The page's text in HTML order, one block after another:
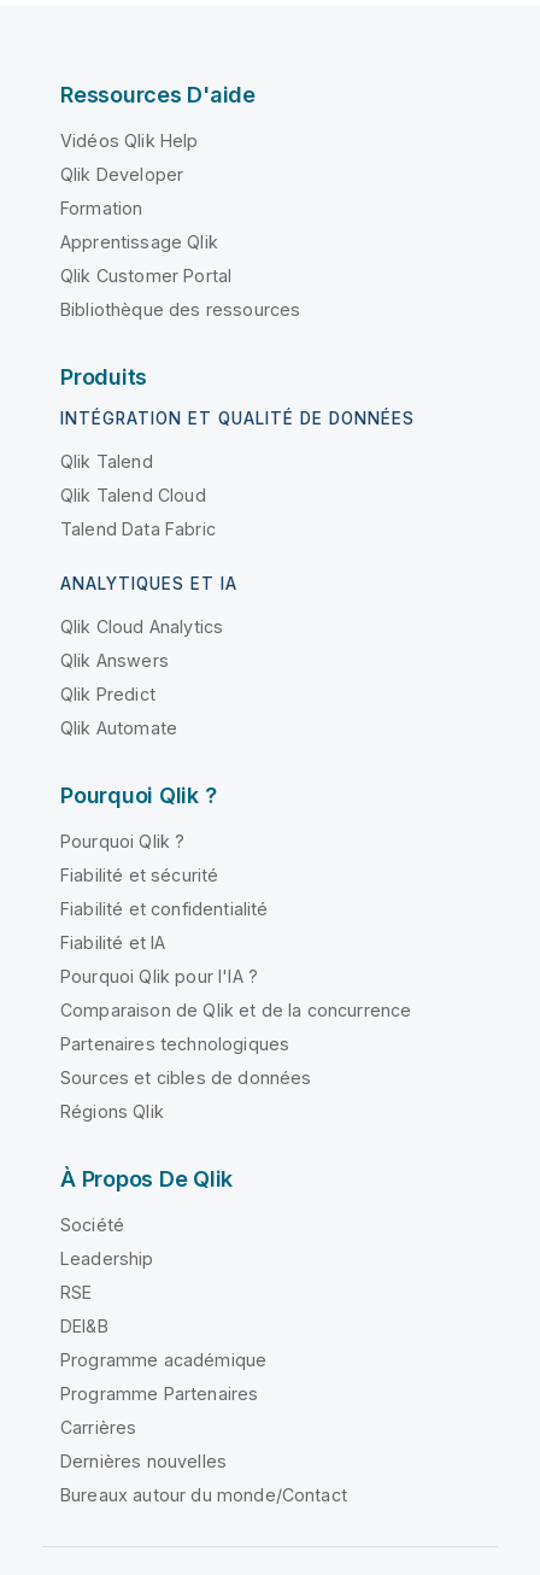
Ressources D'aide
Vidéos Qlik Help
Qlik Developer
Formation
Apprentissage Qlik
Qlik Customer Portal
Bibliothèque des ressources
Produits
INTÉGRATION ET QUALITÉ DE DONNÉES
Qlik Talend
Qlik Talend Cloud
Talend Data Fabric
ANALYTIQUES ET IA
Qlik Cloud Analytics
Qlik Answers
Qlik Predict
Qlik Automate
Pourquoi Qlik ?
Pourquoi Qlik ?
Fiabilité et sécurité
Fiabilité et confidentialité
Fiabilité et IA
Pourquoi Qlik pour l'IA ?
Comparaison de Qlik et de la concurrence
Partenaires technologiques
Sources et cibles de données
Régions Qlik
À Propos De Qlik
Société
Leadership
RSE
DEI&B
Programme académique
Programme Partenaires
Carrières
Dernières nouvelles
Bureaux autour du monde/Contact